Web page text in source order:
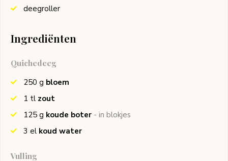
deegroller
Ingrediënten
Quichedeeg
250 g bloem
1 tl zout
125 g koude boter - in blokjes
3 el koud water
Vulling